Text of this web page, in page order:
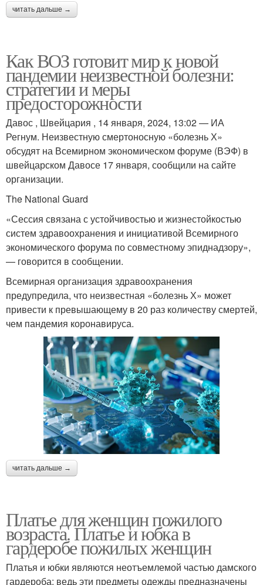
читать дальше →
Как ВОЗ готовит мир к новой
пандемии неизвестной болезни:
стратегии и меры
предосторожности
Давос , Швейцария , 14 января, 2024, 13:02 — ИА
Регнум. Неизвестную смертоносную «болезнь Х»
обсудят на Всемирном экономическом форуме (ВЭФ) в
швейцарском Давосе 17 января, сообщили на сайте
организации.
The National Guard
«Сессия связана с устойчивостью и жизнестойкостью
систем здравоохранения и инициативой Всемирного
экономического форума по совместному эпиднадзору»,
— говорится в сообщении.
Всемирная организация здравоохранения
предупредила, что неизвестная «болезнь Х» может
привести к превышающему в 20 раз количеству смертей,
чем пандемия коронавируса.
читать дальше →
Платье для женщин пожилого
возраста. Платье и юбка в
гардеробе пожилых женщин
Платья и юбки являются неотъемлемой частью дамского
гардероба: ведь эти предметы одежды предназначены